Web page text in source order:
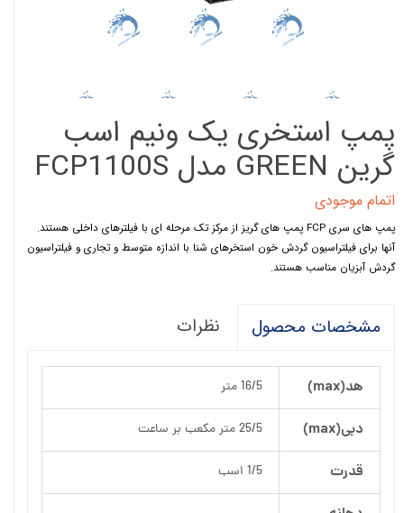
پمپ استخری یک ونیم اسب
گرین GREEN مدل FCP1100S
اتمام موجودی
پمپ های سری FCP پمپ های گریز از مرکز تک مرحله ای با فیلترهای داخلی هستند.
آنها برای فیلتراسیون گردش خون استخرهای شنا با اندازه متوسط و تجاری و فیلتراسیون
گردش آبزیان مناسب هستند.
مشخصات محصول نظرات
هد(max) 16/5 متر
دبی(max) 25/5 متر مکعب بر ساعت
قدرت 1/5 اسب